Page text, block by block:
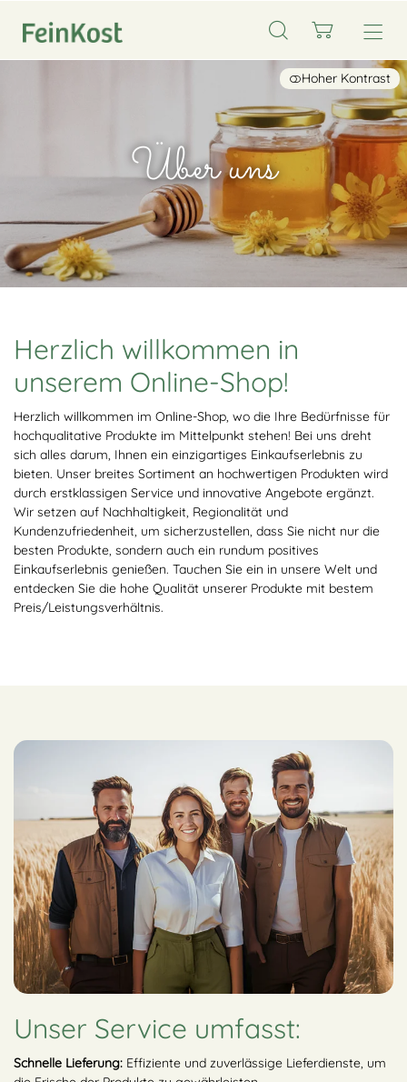
Hoher Kontrast
Über uns
Herzlich willkommen in
unserem Online-Shop!
Herzlich willkommen im Online-Shop, wo die Ihre Bedürfnisse für
hochqualitative Produkte im Mittelpunkt stehen! Bei uns dreht
sich alles darum, Ihnen ein einzigartiges Einkaufserlebnis zu
bieten. Unser breites Sortiment an hochwertigen Produkten wird
durch erstklassigen Service und innovative Angebote ergänzt.
Wir setzen auf Nachhaltigkeit, Regionalität und
Kundenzufriedenheit, um sicherzustellen, dass Sie nicht nur die
besten Produkte, sondern auch ein rundum positives
Einkaufserlebnis genießen. Tauchen Sie ein in unsere Welt und
entdecken Sie die hohe Qualität unserer Produkte mit bestem
Preis/Leistungsverhältnis.
Unser Service umfasst:
Schnelle Lieferung: Effiziente und zuverlässige Lieferdienste, um